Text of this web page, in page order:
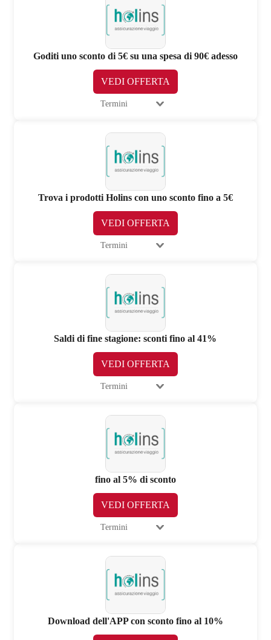
Goditi uno sconto di 5€ su una spesa di 90€ adesso
VEDI OFFERTA
Termini
Trova i prodotti Holins con uno sconto fino a 5€
VEDI OFFERTA
Termini
Saldi di fine stagione: sconti fino al 41%
VEDI OFFERTA
Termini
fino al 5% di sconto
VEDI OFFERTA
Termini
Download dell'APP con sconto fino al 10%